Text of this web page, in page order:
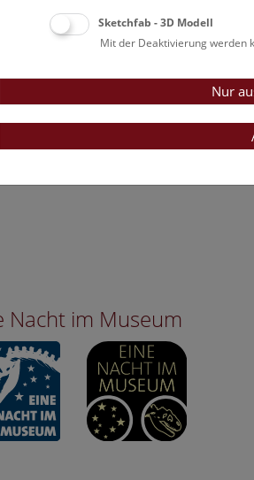
Nacht im Museum
Sketchfab - 3D Modell
Mit der Deaktivierung werden
Nur